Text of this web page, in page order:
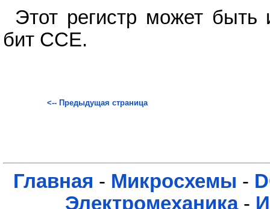
Этот регистр может быть
бит CCE.
<-- Предыдущая страница
Главная - Микросхемы -
Электромеханика-